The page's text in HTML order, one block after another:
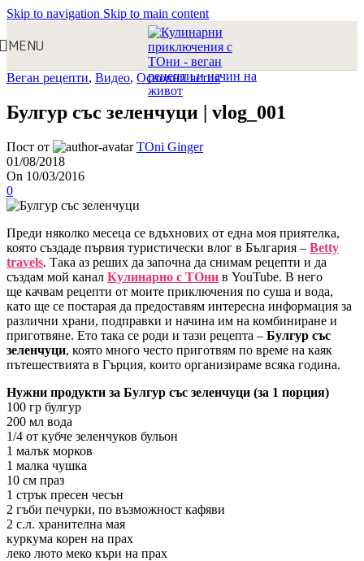
Skip to navigation Skip to main content
MENU
Веган рецепти, Видео, Основни ястия
Булгур със зеленчуци | vlog_001
Пост от
TOni Ginger
01/08/2018
On 10/03/2016
0
Преди няколко месеца се вдъхнових от една моя приятелка,
която създаде първия туристически влог в България – Betty
travels. Така аз реших да започна да снимам рецепти и да
създам мой канал Кулинарно с ТОни в YouTube. В него
ще качвам рецепти от моите приключения по суша и вода,
като ще се постарая да предоставям интересна информация за
различни храни, подправки и начина им на комбиниране и
приготвяне. Ето така се роди и тази рецепта – Булгур със
зеленчуци, която много често приготвям по време на каяк
пътешествията в Гърция, които организираме всяка година.
Нужни продукти за Булгур със зеленчуци (за 1 порция)
100 гр булгур
200 мл вода
1/4 от кубче зеленчуков бульон
1 малък морков
1 малка чушка
10 см праз
1 стрък пресен чесън
2 гъби печурки, по възможност кафяви
2 с.л. хранителна мая
куркума корен на прах
леко люто меко къри на прах